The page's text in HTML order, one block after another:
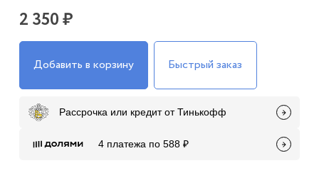
2 350 ₽
Добавить в корзину Быстрый заказ
Рассрочка или кредит от Тинькофф
4 платежа по 588 ₽